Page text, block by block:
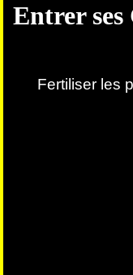
Entrer
Fertiliser les